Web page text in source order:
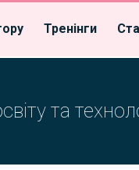
Тренінги
та